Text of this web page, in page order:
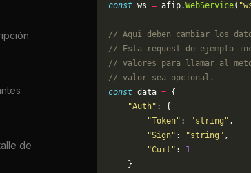
de
const ws = afip.WebService(
// Aqui deben cambiar los
// Esta request de ejemplo
// valores para llamar al metodo
// valor sea opcional.
const data = {
    "Auth"
: {
        "Token"
: "string" ,
        "Sign"
: "string" ,
        "Cuit"
: 1
    }